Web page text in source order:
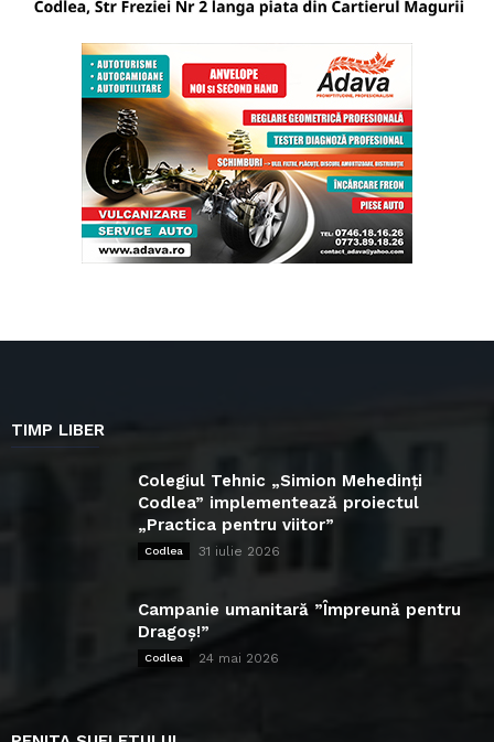
TIMP LIBER
Colegiul Tehnic „Simion Mehedinți
Codlea” implementează proiectul
„Practica pentru viitor”
Codlea 31 iulie 2026
Campanie umanitară ”Împreună pentru
Dragoș!”
Codlea 24 mai 2026